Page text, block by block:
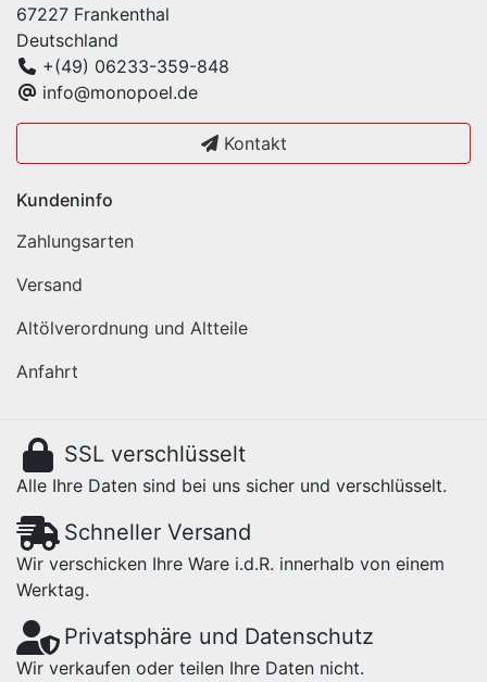
67227 Frankenthal
Deutschland
+(49) 06233-359-848
info@monopoel.de
Kontakt
Kundeninfo
Zahlungsarten
Versand
Altölverordnung und Altteile
Anfahrt
SSL verschlüsselt
Alle Ihre Daten sind bei uns sicher und verschlüsselt.
Schneller Versand
Wir verschicken Ihre Ware i.d.R. innerhalb von einem
Werktag.
Privatsphäre und Datenschutz
Wir verkaufen oder teilen Ihre Daten nicht.